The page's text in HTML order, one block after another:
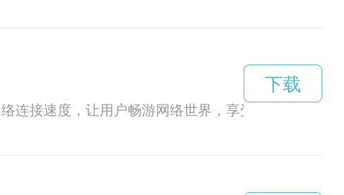
连接速度，让用户畅游网络世界，享受更流畅的网络
下载